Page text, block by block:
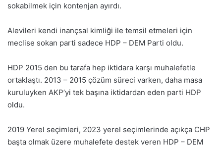
sokabilmek için kontenjan ayırdı.
Alevileri kendi inançsal kimliği ile temsil etmeleri için
meclise sokan parti sadece HDP – DEM Parti oldu.
HDP 2015 den bu tarafa hep iktidara karşı muhalefetle
ortaklaştı. 2013 – 2015 çözüm süreci varken, daha masa
kuruluyken AKP’yi tek başına iktidardan eden parti HDP
oldu.
2019 Yerel seçimleri, 2023 yerel seçimlerinde açıkça CHP
başta olmak üzere muhalefete destek veren HDP – DEM